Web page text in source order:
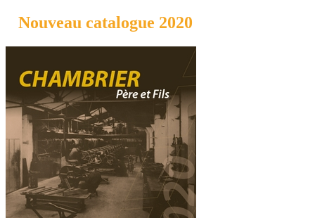
Nouveau catalogue 2020